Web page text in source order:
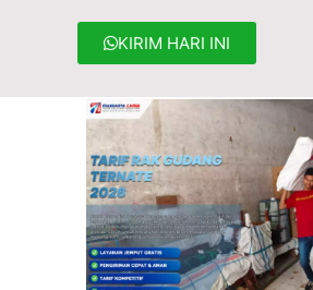
KIRIM HARI INI